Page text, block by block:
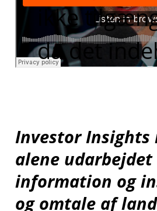
ikke
da det
har
Investor Insights
alene
information og
og omtale af